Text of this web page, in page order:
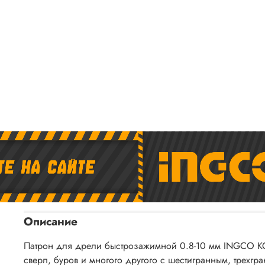
Описание
Патрон для дрели быстрозажимной 0.8-10 мм INGCO
сверл, буров и многого другого с шестигранным,